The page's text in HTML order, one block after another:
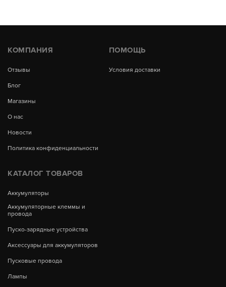
КОМПАНИЯ
Отзывы
Блог
Магазины
О нас
Новости
Политика конфиденциальности
ПОМОЩЬ
Условия доставки
КАТАЛОГ ТОВАРОВ
Аккумуляторы
Аккумуляторные клеммы и
провода
Пуско-зарядные устройства
Аксессуары для аккумуляторов
Пусковые провода
Лампы